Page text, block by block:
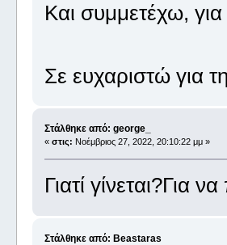
Και συμμετέχω,
Σε ευχαριστώ για
Στάλθηκε από: george_
« στις: Νοέμβριος 27, 2022, 20:10:22 μμ »
Γιατί γίνεται?Για
Στάλθηκε από: Beastaras